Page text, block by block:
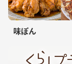
味ぽん